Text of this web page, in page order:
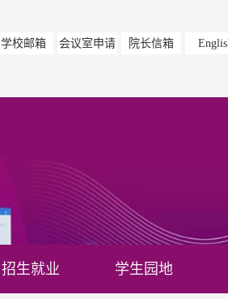
学校邮箱 会议室申请 院长信箱
招生就业 学生园地